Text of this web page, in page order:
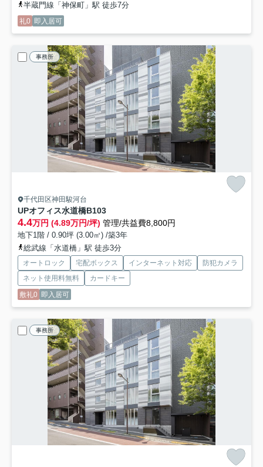
半蔵門線「神保町」駅 徒歩7分
礼0 即入居可
事務所
千代田区神田駿河台
UPオフィス水道橋B103
4.4万円 (4.89万円/坪) 管理/共益費8,800円
地下1階 / 0.90坪 (3.00㎡) /築3年
総武線「水道橋」駅 徒歩3分
オートロック 宅配ボックス インターネット対応
防犯カメラ
ネット使用料無料
カードキー
敷礼0 即入居可
事務所